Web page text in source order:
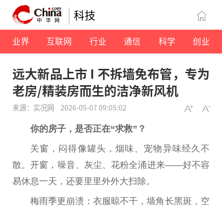
科技
业界 互联网 行业 通信 科学 创业
远大新品上市 I 不拆墙免布管，专为
老房/精装房而生的洁净新风机
来源：实况网 2026-05-07 09:05:02
你的房子，是否正在“求救”？
关窗，闷得像罐头， 烟味、宠物异味经久不
散。开窗，噪音、灰尘、花粉全涌进来——好不容
易休息一天，还要里里外外大扫除。
梅雨季更崩溃：衣服晾不干，墙角长黑斑，空